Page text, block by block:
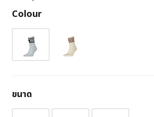
Colour
ขนาด